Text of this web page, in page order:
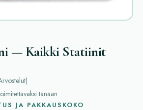
— Kaikki Statiinit
)
tänään
JA PAKKAUSKOKO